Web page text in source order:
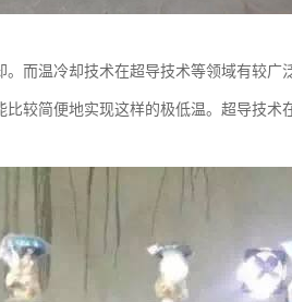
而温冷却技术在超导技术等领域有较广
较简便地实现这样的极低温。超导技术